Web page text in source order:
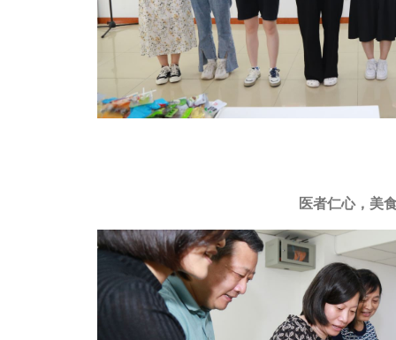
医者仁心，美